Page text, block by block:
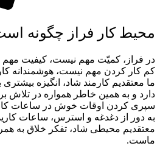
محیط کار فراز چگونه
در فراز، کمیّت مهم نیست، کیفیت
کم کار کردن مهم نیست، هوشمندانه
ما معتقدیم کارمند شاد، انگیزه
دارد و به همین خاطر همواره در
سپری کردن اوقات خوش در ساعات
به دور از دغدغه و استرس، ساعات
معتقدیم محیطی شاد، تفکر خلاق به
ماست.